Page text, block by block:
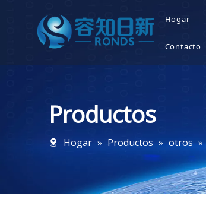
Hogar
Contacto
Productos
Hogar » Productos » otros »